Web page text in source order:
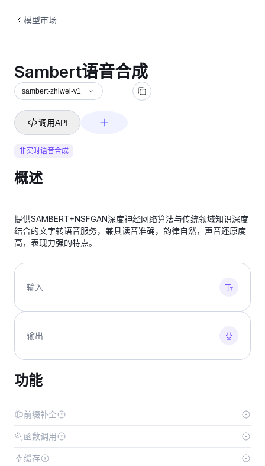
模型市场
Sambert语音合成
sambert-zhiwei-v1
调用API
非实时语音合成
概述
提供SAMBERT+NSFGAN深度神经网络算法与传统领域知识深度
结合的文字转语音服务，兼具读音准确，韵律自然，声音还原度
高，表现力强的特点。
输入
输出
功能
前缀补全
函数调用
缓存